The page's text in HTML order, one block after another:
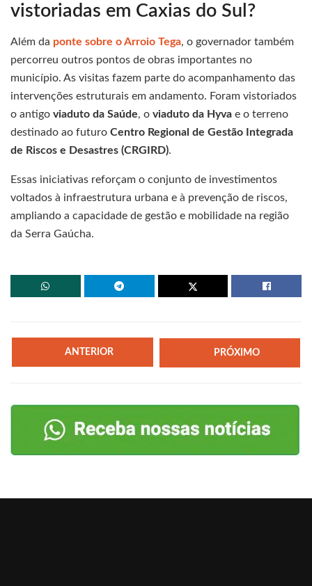
vistoriadas em Caxias do Sul?
Além da ponte sobre o Arroio Tega, o governador também
percorreu outros pontos de obras importantes no
município. As visitas fazem parte do acompanhamento das
intervenções estruturais em andamento. Foram vistoriados
o antigo viaduto da Saúde, o viaduto da Hyva e o terreno
destinado ao futuro Centro Regional de Gestão Integrada
de Riscos e Desastres (CRGIRD).
Essas iniciativas reforçam o conjunto de investimentos
voltados à infraestrutura urbana e à prevenção de riscos,
ampliando a capacidade de gestão e mobilidade na região
da Serra Gaúcha.
ANTERIOR PRÓXIMO